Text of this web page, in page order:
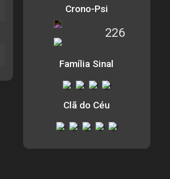
Crono-Psi
226
Família Sinal
Clã do Céu